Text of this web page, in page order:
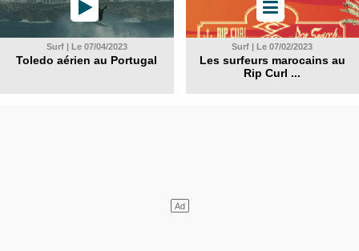
Surf | Le 07/04/2023
Toledo aérien au Portugal
Surf | Le 07/02/2023
Les surfeurs marocains au
Rip Curl ...